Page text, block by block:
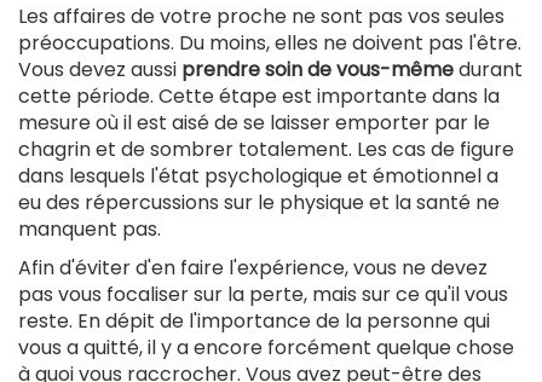
Les affaires de votre proche ne sont pas vos seules
préoccupations. Du moins, elles ne doivent pas l'être.
Vous devez aussi prendre soin de vous-mêmedurant
cette période. Cette étape est importante dans la
mesure où il est aisé de se laisser emporter par le
chagrin et de sombrer totalement. Les cas de figure
dans lesquels l'état psychologique et émotionnel a
eu des répercussions sur le physique et la santé ne
manquent pas.
Afin d'éviter d'en faire l'expérience, vous ne devez
pas vous focaliser sur la perte, mais sur ce qu'il vous
reste. En dépit de l'importance de la personne qui
vous a quitté, il y a encore forcément quelque chose
à quoi vous raccrocher. Vous avez peut-être des